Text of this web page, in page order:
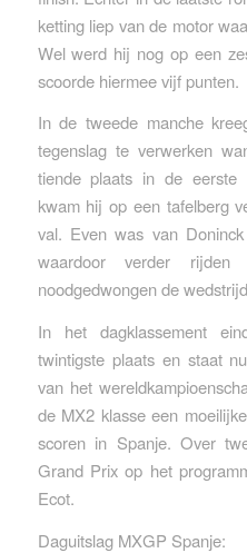
ketting liep van de motor
Wel werd hij nog op een
scoorde hiermee vijf punten.
In de tweede manche
tegenslag te verwerken
tiende plaats in de eerste
kwam hij op een tafelberg
val. Even was van
waardoor verder
noodgedwongen de
In het dagklassement
twintigste plaats en staat
van het
de MX2 klasse een
scoren in Spanje. Over
Grand Prix op het
Ecot.
Daguitslag MXGP Spanje: